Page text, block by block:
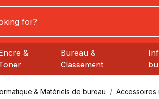
&
Bureau &
Classement
& Matériels de bureau Accessoires